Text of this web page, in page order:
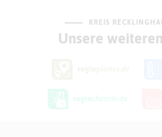
KREIS
Unsere